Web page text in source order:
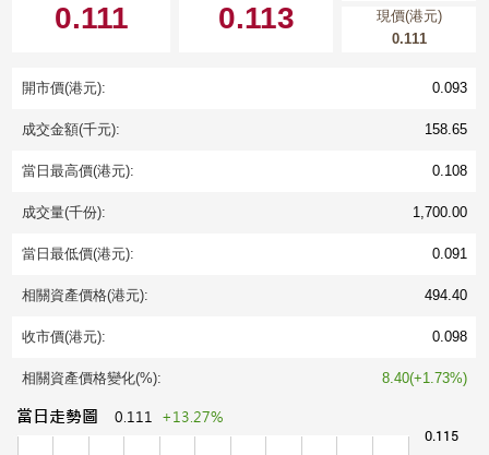
0.111 0.113
現價(港元)
0.111
開市價(港元): 0.093
成交金額(千元): 158.65
當日最高價(港元): 0.108
成交量(千份): 1,700.00
當日最低價(港元): 0.091
相關資產價格(港元): 494.40
收市價(港元): 0.098
相關資產價格變化(%): 8.40(+1.73%)